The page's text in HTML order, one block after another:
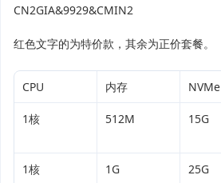
CN2GIA&9929&CMIN2
红色文字的为特价款，其余为正价套餐。
CPU 内存 NVMe
1核 512M 15G
1核 1G 25G